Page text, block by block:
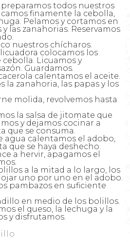
preparamos todos nuestros
finamente la cebolla,
Pelamos y cortamos en
las zanahorias. Reservamos
nuestros chícharos.
colocamos los
cebolla. Licuamos y
Guardamos.
calentamos el aceite.
la zanahoria, las papas y los
molida, revolvemos hasta
la salsa de jitomate que
y dejamos cocinar a
que se consuma.
agua calentamos el adobo,
que se haya deshecho.
a hervir, apagamos el
a la mitad a lo largo, los
uno por uno en el adobo.
pambazos en suficiente
en medio de los bolillos.
el queso, la lechuga y la
y disfrutamos.